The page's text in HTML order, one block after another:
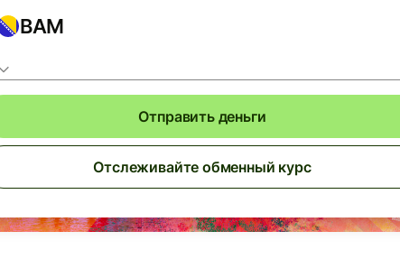
BAM
Отправить деньги
Отслеживайте обменный курс